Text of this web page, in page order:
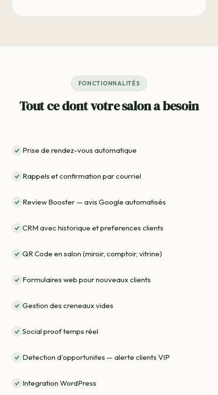
FONCTIONNALITÉS
Tout ce dont votre salon a besoin
Prise de rendez-vous automatique
Rappels et confirmation par courriel
Review Booster — avis Google automatisés
CRM avec historique et preferences clients
QR Code en salon (miroir, comptoir, vitrine)
Formulaires web pour nouveaux clients
Gestion des creneaux vides
Social proof temps réel
Detection d'opportunites — alerte clients VIP
Integration WordPress